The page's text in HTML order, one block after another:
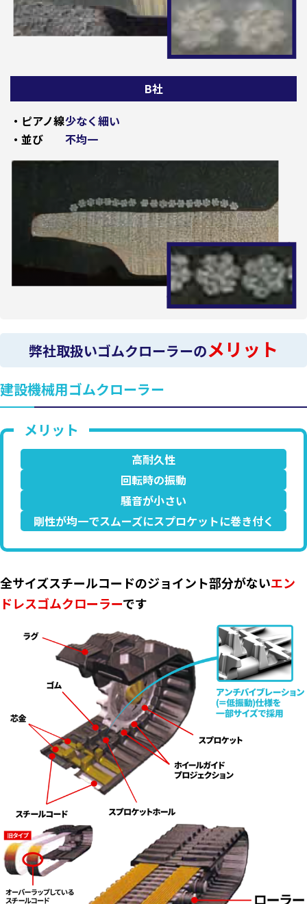
B社
・ピアノ線少なく細い
・並び
不均一
弊社取扱いゴムクローラーのメリット
建設機械用ゴムクローラー
高耐久性
回転時の振動
騒音が小さい
剛性が均一でスムーズにスプロケットに巻き付く
全サイズスチールコードのジョイント部分がないエン
ドレスゴムクローラーです